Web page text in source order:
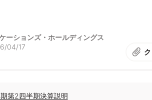
ーションズ・ホールディングス
04/17
第2四半期決算説明